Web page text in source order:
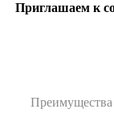
Приглашаем к
Преимущества